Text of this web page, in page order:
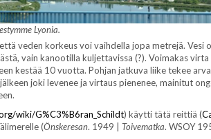
Lyonia.
veden korkeus voi vaihdella jopa metrejä. Vesi
vain kanootilla kuljettavissa (?). Voimakas
kestää 10 vuotta. Pohjan jatkuva liike tekee
jälkeen joki levenee ja virtaus pienenee, mainitut
wiki/G%C3%B6ran_Schildt) käytti tätä reittiä (
(Önskeresan. 1949 | Toivematka. WSOY